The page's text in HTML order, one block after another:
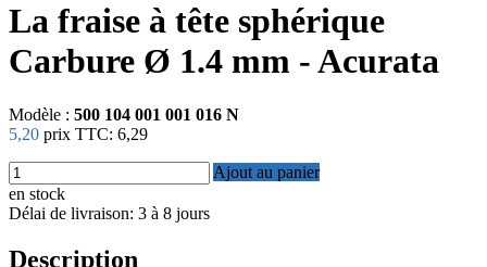
La fraise à tête sphérique
Carbure Ø 1.4 mm - Acurata
Modèle : 500 104 001 001 016 N
5,20 prix TTC: 6,29
Ajout au panier
en stock
Délai de livraison: 3 à 8 jours
Description